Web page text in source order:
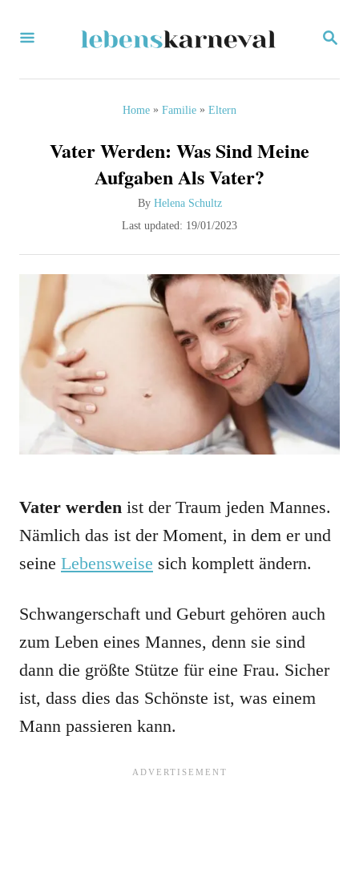
S
Home » Familie » Eltern
Vater Werden: Was Sind Meine
Aufgaben Als Vater?
By A
h
o
r
Helena Schultz
PLast updated: 19/01/2023
Vater werden ist der Traum jeden Mannes.
Nämlich das ist der Moment, in dem er und
seine Lebensweise sich komplett ändern.
Schwangerschaft und Geburt gehören auch
zum Leben eines Mannes, denn sie sind
dann die größte Stütze für eine Frau. Sicher
ist, dass dies das Schönste ist, was einem
Mann passieren kann.